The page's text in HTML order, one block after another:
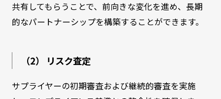
共有してもらうことで、前向きな変化を進め、長期
的なパートナーシップを構築することができます。
（2） リスク査定
サプライヤーの初期審査および継続的審査を実施